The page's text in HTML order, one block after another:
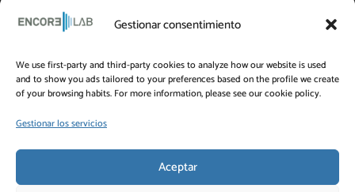
Gestionar consentimiento
We use first-party and third-party cookies to analyze how our website is used
and to show you ads tailored to your preferences based on the profile we create
of your browsing habits. For more information, please see our cookie policy.
Gestionar los servicios
Aceptar
Encore Lab participa en el Foro Pymes de La Rioja sobre
digitalización y sostenibilidad
Jornada Online del Grupo Operativo OPTIAL: Innovación y
eficiencia en el uso del agua para el cultivo del almendro